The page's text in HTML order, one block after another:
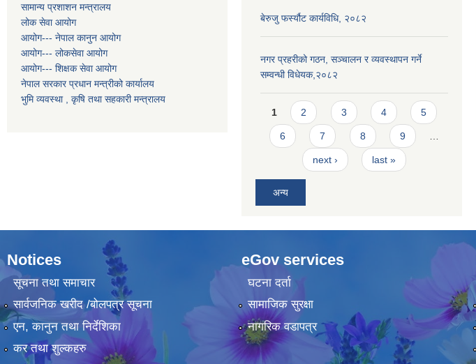
सामान्य प्रशाशन मन्त्रालय
लोक सेवा आयोग
आयोग--- नेपाल कानुन आयोग
आयोग--- लोकसेवा आयोग
आयोग--- शिक्षक सेवा आयोग
नेपाल सरकार प्रधान मन्त्रीको कार्यालय
भुमि व्यवस्था , कृषि तथा सहकारी मन्त्रालय
बेरुजु फर्स्यौट कार्यविधि, २०८२
नगर प्रहरीको गठन, सञ्चालन र व्यवस्थापन गर्ने
सम्वन्धी विधेयक,२०८२
Pages
1 2 3 4 5
6 7 8 9
next › last »
अन्य
Notices
सूचना तथा समाचार
सार्वजनिक खरीद /बोलपत्र सूचना
एन, कानुन तथा निर्देशिका
कर तथा शुल्कहरु
eGov services
घटना दर्ता
सामाजिक सुरक्षा
नागरिक वडापत्र